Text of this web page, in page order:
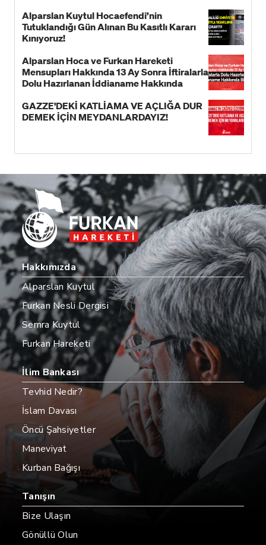
Alparslan Kuytul Hocaefendi’nin
Tutuklandığı Gün Alınan Bu Kasıtlı Kararı
Kınıyoruz!
Alparslan Hoca ve Furkan Hareketi
Mensupları Hakkında 13 Ay Sonra İftiralarla
Dolu Hazırlanan İddianame Hakkında
GAZZE'DEKİ KATLİAMA VE AÇLIĞA DUR
DEMEK İÇİN MEYDANLARDAYIZ!
Hakkımızda
Alparslan Kuytul
Furkan Nesli Dergisi
Semra Kuytul
Furkan Hareketi
İlim Bankası
Tevhid Nedir?
İslam Davası
Öncü Şahsiyetler
Maneviyat
Kurban Bağışı
Tanışın
Bize Ulaşın
Gönüllü Olun